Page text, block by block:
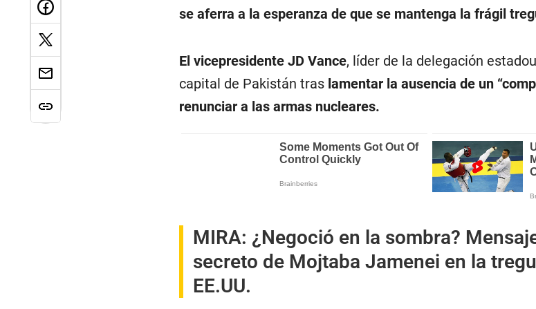
se aferra a la esperanza de que se mantenga la frágil
El vicepresidente JD Vance, líder de la delegación
capital de Pakistán tras lamentar la ausencia de un
renunciar a las armas nucleares.
MIRA: ¿Negoció en la sombra?
secreto de Mojtaba Jamenei en la
EE.UU.